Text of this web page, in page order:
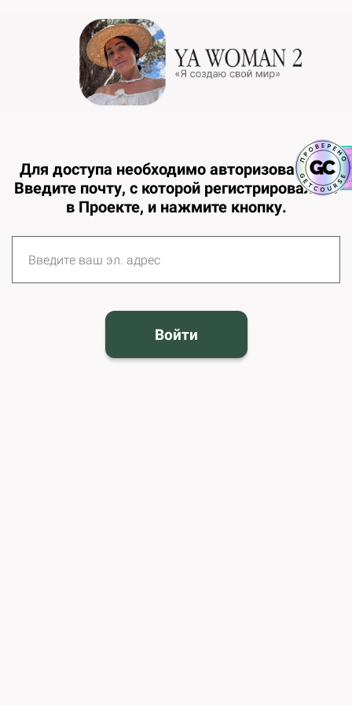
Для доступа необходимо авторизоваться.
Введите почту, с которой регистрировались
в Проекте, и нажмите кнопку.
Войти